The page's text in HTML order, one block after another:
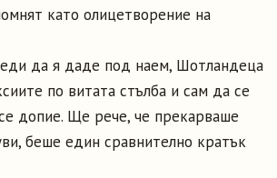
като олицетворение на
да я даде под наем, Шотландеца
по витата стълба и сам да се
допие. Ще рече, че прекарваше
беше един сравнително кратък